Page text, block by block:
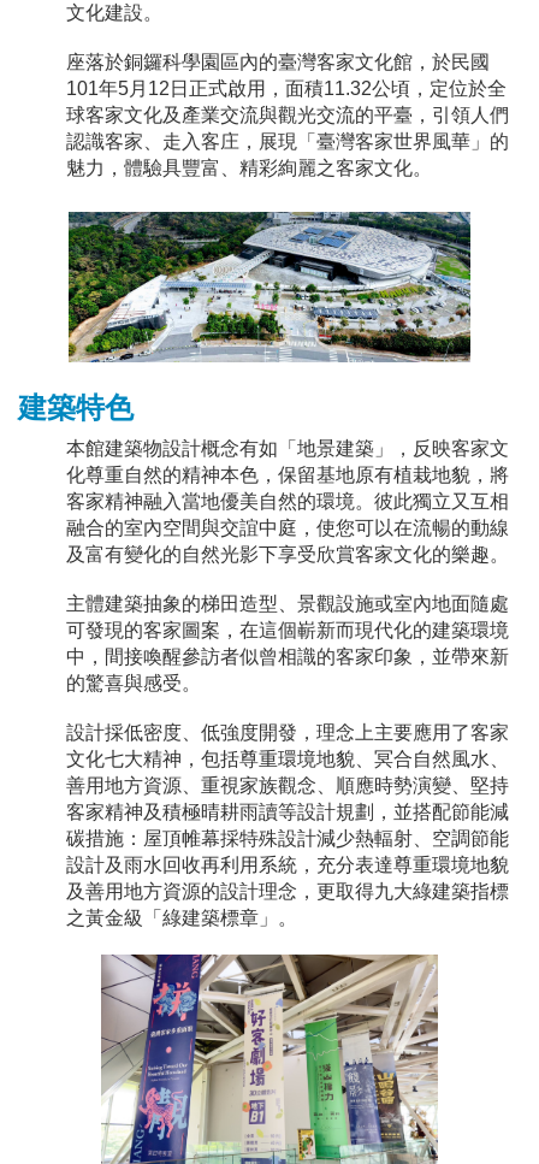
文化建設。
座落於銅鑼科學園區內的臺灣客家文化館，於民國
101年5月12日正式啟用，面積11.32公頃，定位於全
球客家文化及產業交流與觀光交流的平臺，引領人們
認識客家、走入客庄，展現「臺灣客家世界風華」的
魅力，體驗具豐富、精彩絢麗之客家文化。
建築特色
本館建築物設計概念有如「地景建築」，反映客家文
化尊重自然的精神本色，保留基地原有植栽地貌，將
客家精神融入當地優美自然的環境。彼此獨立又互相
融合的室內空間與交誼中庭，使您可以在流暢的動線
及富有變化的自然光影下享受欣賞客家文化的樂趣。
主體建築抽象的梯田造型、景觀設施或室內地面隨處
可發現的客家圖案，在這個嶄新而現代化的建築環境
中，間接喚醒參訪者似曾相識的客家印象，並帶來新
的驚喜與感受。
設計採低密度、低強度開發，理念上主要應用了客家
文化七大精神，包括尊重環境地貌、冥合自然風水、
善用地方資源、重視家族觀念、順應時勢演變、堅持
客家精神及積極晴耕雨讀等設計規劃，並搭配節能減
碳措施：屋頂帷幕採特殊設計減少熱輻射、空調節能
設計及雨水回收再利用系統，充分表達尊重環境地貌
及善用地方資源的設計理念，更取得九大綠建築指標
之黃金級「綠建築標章」。